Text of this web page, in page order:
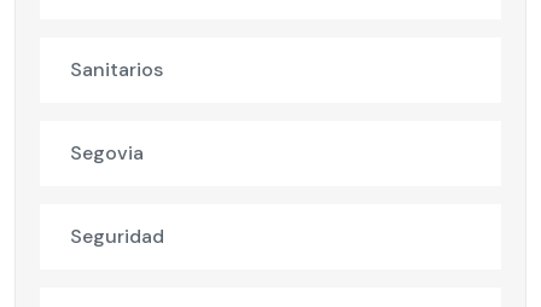
Sanitarios
Segovia
Seguridad